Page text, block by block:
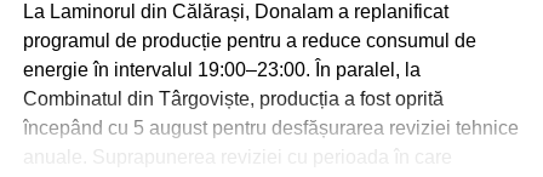
primele locuri la etapa județeană a Olimpiadei Naționale
de Religie și a Olimpiadei Naționale Interdisciplinare
„Cultură și spiritualitate românească”, împreună cu
profesorii coordonatori.
La Laminorul din Călărași, Donalam a replanificat
programul de producție pentru a reduce consumul de
energie în intervalul 19:00–23:00. În paralel, la
Combinatul din Târgoviște, producția a fost oprită
începând cu 5 august pentru desfășurarea reviziei tehnice
anuale. Suprapunerea reviziei cu perioada în care